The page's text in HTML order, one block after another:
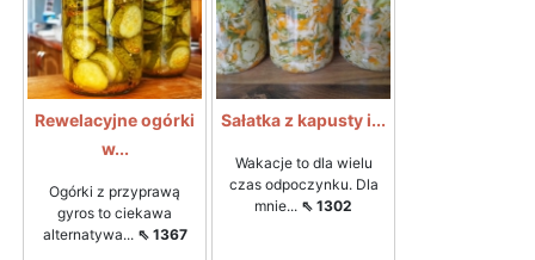
Rewelacyjne ogórki
w...
Ogórki z przyprawą
gyros to ciekawa
alternatywa... ⇖ 1367
Sałatka z kapusty i...
Wakacje to dla wielu
czas odpoczynku. Dla
mnie... ⇖ 1302